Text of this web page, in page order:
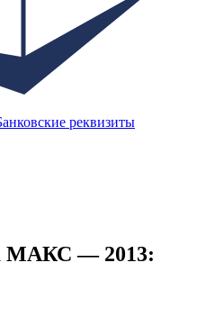
реквизиты
— 2013: